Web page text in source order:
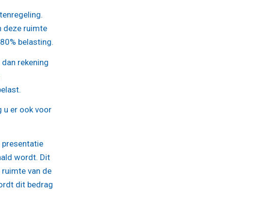
deze ruimte
belasting.
rekening
u er ook voor
presentatie
wordt. Dit
van de
dit bedrag